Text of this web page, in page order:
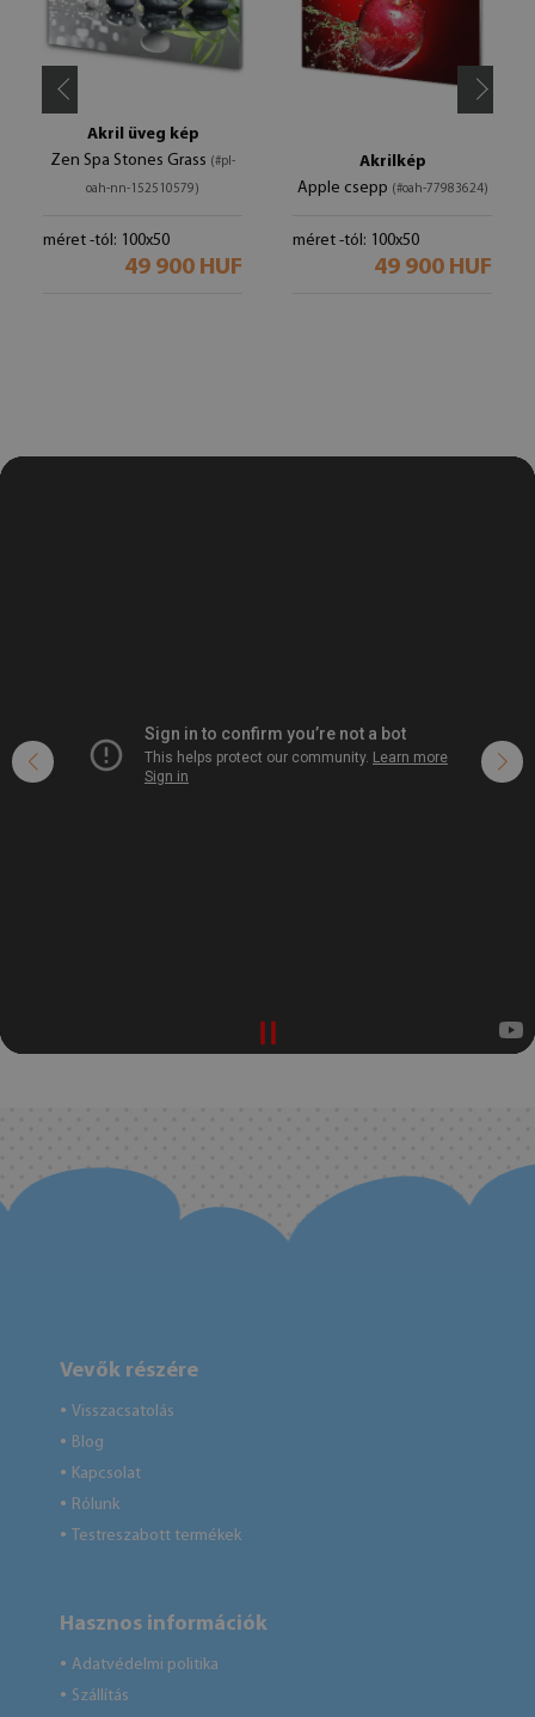
Akril üveg kép
Zen Spa Stones Grass (#pl-
oah-nn-152510579)
méret -tól: 100x50
49 900 HUF
Akrilkép
Apple csepp (#oah-77983624)
méret -tól: 100x50
49 900 HUF
Vevők részére
● Visszacsatolás
● Blog
● Kapcsolat
● Rólunk
● Testreszabott termékek
Hasznos információk
● Adatvédelmi politika
● Szállítás